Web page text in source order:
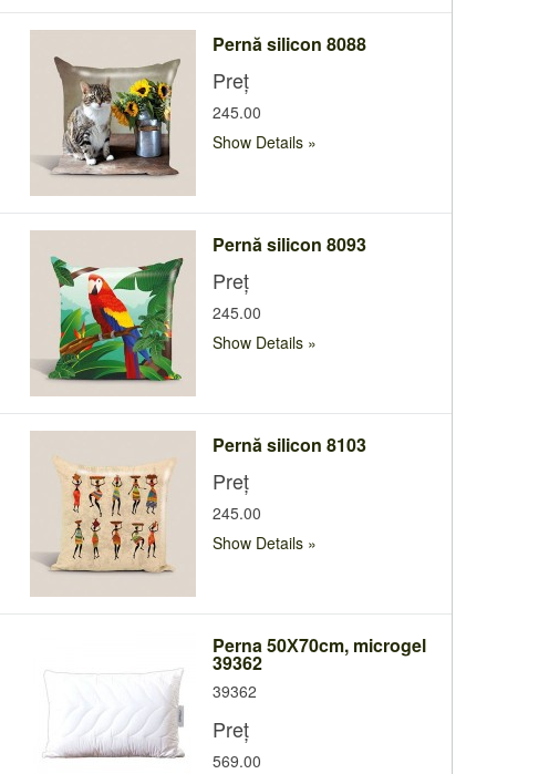
Pernă silicon 8088
Preț
245.00
Show Details
Pernă silicon 8093
Preț
245.00
Show Details
Pernă silicon 8103
Preț
245.00
Show Details
Perna 50Х70cm, microgel
39362
39362
Preț
569.00